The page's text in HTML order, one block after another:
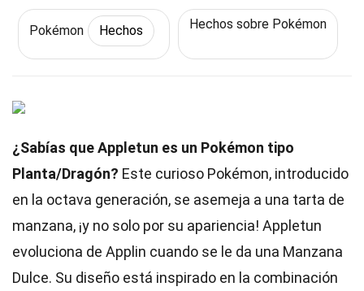
Pokémon Hechos Hechos sobre Pokémon
¿Sabías que Appletun es un Pokémon tipo
Planta/Dragón? Este curioso Pokémon, introducido
en la octava generación, se asemeja a una tarta de
manzana, ¡y no solo por su apariencia! Appletun
evoluciona de Applin cuando se le da una Manzana
Dulce. Su diseño está inspirado en la combinación